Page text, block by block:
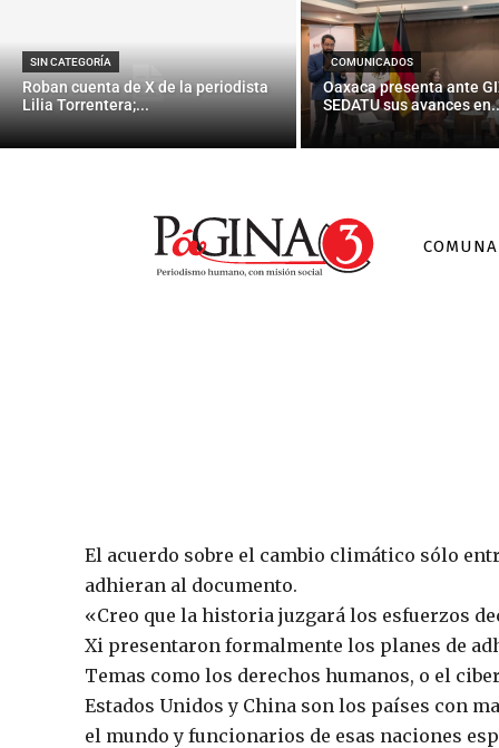
SIN CATEGORÍA
Roban cuenta de X de la periodista
Lilia Torrentera;...
COMUNICADOS
Oaxaca presenta ante
SEDATU sus avances
ratifican
El acuerdo sobre el cambio climático sólo
adhieran al documento.
«Creo que la historia juzgará los esfuerzos
Xi presentaron formalmente los planes de
Temas como los derechos humanos, o el
Estados Unidos y China son los países con
el mundo y funcionarios de esas naciones